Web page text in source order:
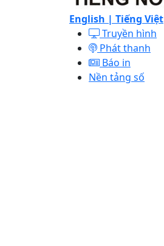
English | Tiếng Việt
Truyền hình
Phát thanh
Báo in
Nền tảng số